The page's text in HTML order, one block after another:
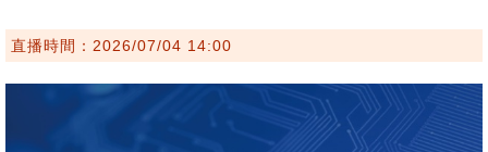
直播時間：2026/07/04 14:00